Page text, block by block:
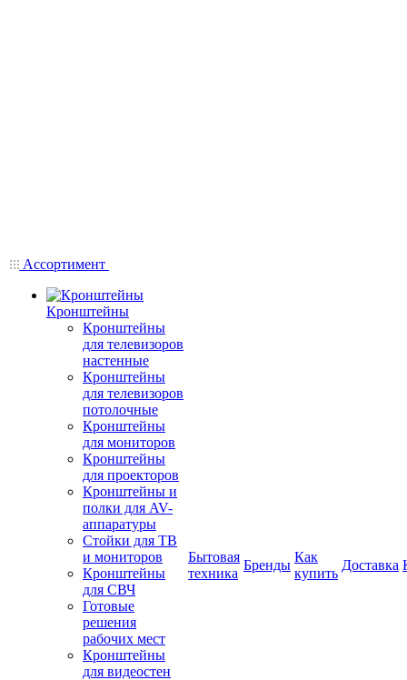
Ассортимент
Кронштейны
Кронштейны
для телевизоров
настенные
Кронштейны
для телевизоров
потолочные
Кронштейны
для мониторов
Кронштейны
для проекторов
Кронштейны и
полки для AV-
аппаратуры
Стойки для ТВ
и мониторов
Кронштейны
для СВЧ
Готовые
решения
рабочих мест
Кронштейны
для видеостен
Бытовая
техника
Бренды
Как
купить
Доставка